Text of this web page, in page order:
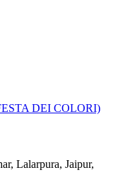
DEI COLORI)
Lalarpura, Jaipur,